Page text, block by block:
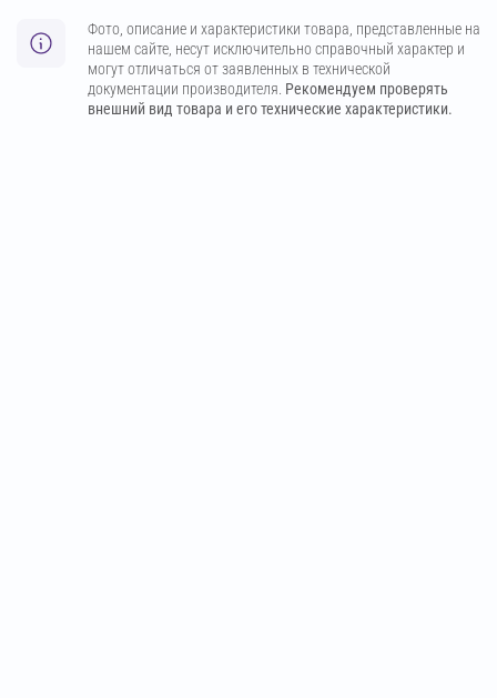
Фото, описание и характеристики товара, представленные на
нашем сайте, несут исключительно справочный характер и
могут отличаться от заявленных в технической
документации производителя. Рекомендуем проверять
внешний вид товара и его технические характеристики.